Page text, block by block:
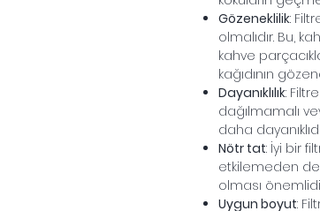
Gözeneklilik:
olmalıdır. Bu,
kahve
kağıdının
Dayanıklılık:
dağılmamalı
daha
Nötr tat: İyi bir
etkilemeden
olması
Uygun boyut: